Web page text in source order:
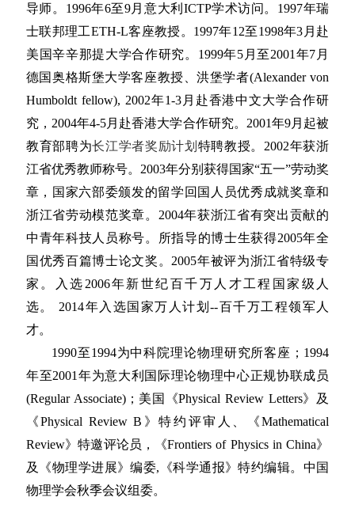
导师。1996年6至9月意大利ICTP学术访问。1997年瑞
士联邦理工ETH-L客座教授。1997年12至1998年3月赴
美国辛辛那提大学合作研究。1999年5月至2001年7月
德国奥格斯堡大学客座教授、洪堡学者(Alexander von
Humboldt fellow), 2002年1-3月赴香港中文大学合作研
究，2004年4-5月赴香港大学合作研究。 2001年9月起被
教育部聘为长江学者奖励计划 特聘教授。2002年获浙
江省优秀教师称号。2003年分别获得国家“五一”劳动奖
章， 国家六部委颁发的留学回国人员优秀成就奖章和
浙江省劳动模范奖章。2004年获浙江省有突出贡献的
中青年科技人员称号。所指导的博士生获得2005年全
国优秀百篇博士论文奖。2005年被评为浙江省特级专
家。入选2006年新世纪百千万人才工程国家级人
选。
2014年入选国家万人计划--百千万工程领军人
才。
1990至1994为中科院理论物理研究所客座；1994
年至2001年为意大利国际理论物理中心正规协联成员
(Regular Associate)；美国《Physical Review Letters》及
《Physical Review B》特约评审人、《Mathematical
Review》特邀评论员，《Frontiers of Physics in China》
及《物理学进展》编委,《科学通报》特约编辑。中国
物理学会秋季会议组委。